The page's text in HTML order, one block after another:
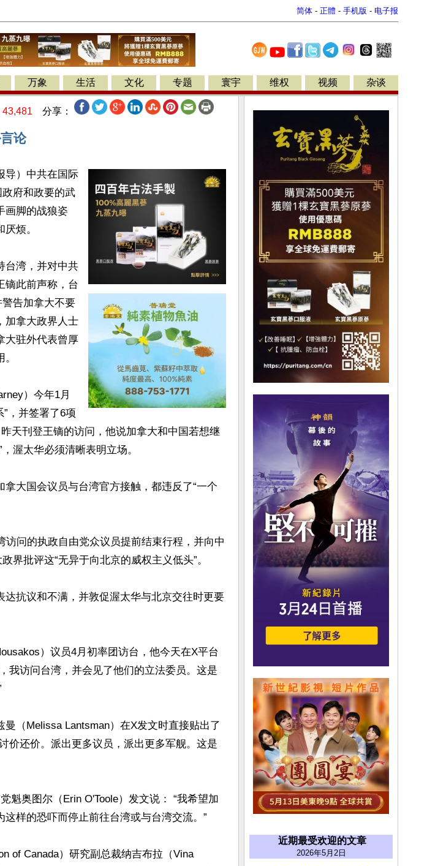
简体 - 正體 - 手机版 - 电子报
万象 生活 文化 专题 寰宇 维权 视频 杂谈
43,481 分享：
论
导）中共在国际
政府和政要的武
画脚的战狼姿
烦。
台湾，并对中共
镝此前声称，台
警告加拿大不要
加拿大政界人士
大驻外代表曾厚
）今年1月
，并签署了6项
天刊登王镝的访问，他说加拿大和中国若想继
渥太华必须清晰表明立场。
大国会议员与台湾官方接触，都违反了“一个
问的执政自由党众议员提前结束行程，并向中
界批评这“无异于向北京的威权主义低头”。
抗议和不满，并敦促渥太华与北京交往时更要
）议员4月初率团访台，他今天在X平台
我访问台湾，并会见了他们的立法委员。这是
（Melissa Lantsman）在X发文时直接贴出了
价还价。派出更多议员，派出更多军舰。这是
魁奥图尔（Erin O'Toole）发文说： “我希望加
的恐吓而停止前往台湾或与台湾交流。”
of Canada）研究副总裁纳吉布拉（Vina
近期最受欢迎的文章
2026年5月2日